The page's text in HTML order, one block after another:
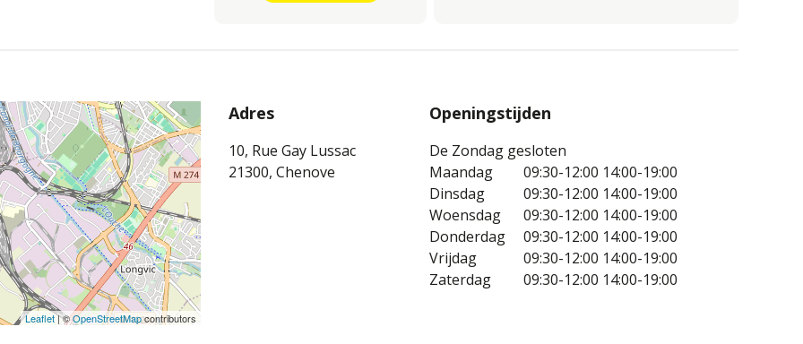
Leaflet| ©OpenStreetMapcontributors
Adres
10, Rue Gay Lussac
21300, Chenove
Openingstijden
De Zondag gesloten
Maandag
09:30-12:00 14:00-19:00
Dinsdag
09:30-12:00 14:00-19:00
Woensdag
09:30-12:00 14:00-19:00
Donderdag
09:30-12:00 14:00-19:00
Vrijdag
09:30-12:00 14:00-19:00
Zaterdag
09:30-12:00 14:00-19:00